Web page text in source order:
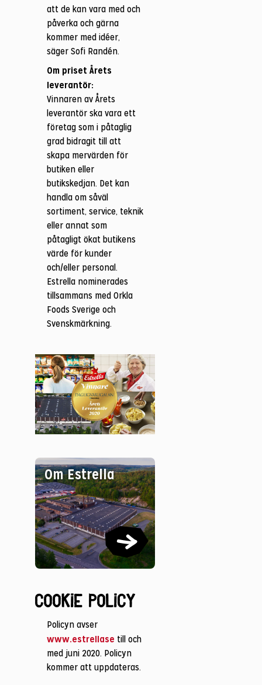
att de kan vara med och
påverka och gärna
kommer med idéer,
säger Sofi Randén.
Om priset Årets
leverantör:
Vinnaren av Årets
leverantör ska vara ett
företag som i påtaglig
grad bidragit till att
skapa mervärden för
butiken eller
butikskedjan. Det kan
handla om såväl
sortiment, service, teknik
eller annat som
påtagligt ökat butikens
värde för kunder
och/eller personal.
Estrella nominerades
tillsammans med Orkla
Foods Sverige och
Svenskmärkning.
Om Estrella
Cookie Policy
Policyn avser
www.estrellase till och
med juni 2020. Policyn
kommer att uppdateras.